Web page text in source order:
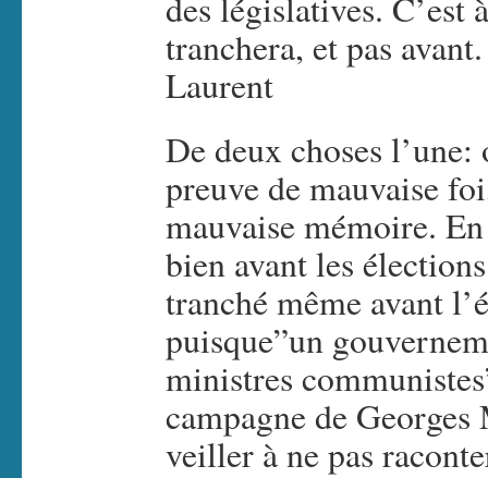
tranchera, et pas
Laurent
De deux choses
preuve de mauvaise
mauvaise mémoire.
bien avant les
tranché même avant
puisque”un
ministres
campagne de
veiller à ne pas